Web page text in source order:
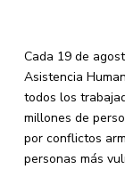
Cada 19 de
Asistencia
todos los
millones de
por conflictos
personas más